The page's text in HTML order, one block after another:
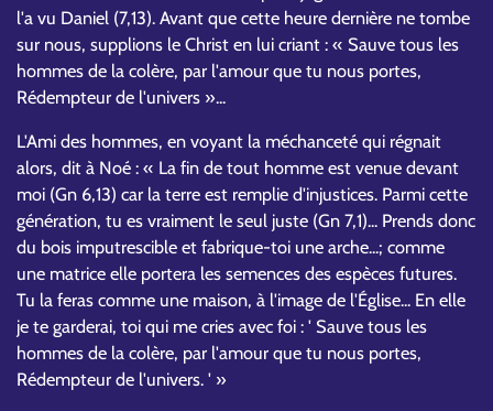
l'a vu Daniel (7,13). Avant que cette heure dernière ne tombe
sur nous, supplions le Christ en lui criant : « Sauve tous les
hommes de la colère, par l'amour que tu nous portes,
Rédempteur de l'univers »...
L'Ami des hommes, en voyant la méchanceté qui régnait
alors, dit à Noé : « La fin de tout homme est venue devant
moi (Gn 6,13) car la terre est remplie d'injustices. Parmi cette
génération, tu es vraiment le seul juste (Gn 7,1)... Prends donc
du bois imputrescible et fabrique-toi une arche...; comme
une matrice elle portera les semences des espèces futures.
Tu la feras comme une maison, à l'image de l'Église... En elle
je te garderai, toi qui me cries avec foi : ' Sauve tous les
hommes de la colère, par l'amour que tu nous portes,
Rédempteur de l'univers. ' »